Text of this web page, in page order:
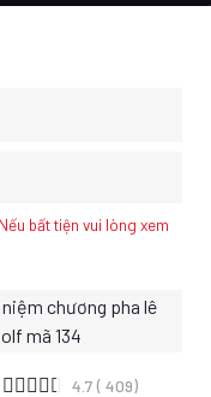
bất tiện vui lòng xem
XEM CHI TIẾT
4.7 ( 409)